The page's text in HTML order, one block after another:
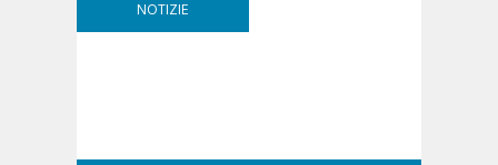
NOTIZIE